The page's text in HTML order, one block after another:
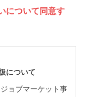
について同意す
について
ョブマーケット事